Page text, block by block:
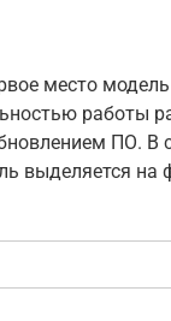
место
работы
ПО. В
выделяется на